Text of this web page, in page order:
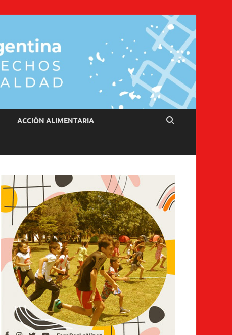
ACCIÓN ALIMENTARIA